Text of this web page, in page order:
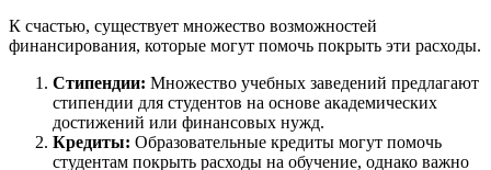
К счастью, существует множество возможностей
финансирования, которые могут помочь покрыть эти расходы.
Стипендии: Множество учебных заведений предлагают
стипендии для студентов на основе академических
достижений или финансовых нужд.
Кредиты: Образовательные кредиты могут помочь
студентам покрыть расходы на обучение, однако важно